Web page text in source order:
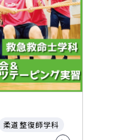
柔道整復師学科